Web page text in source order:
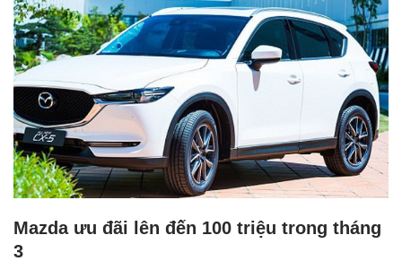
Mazda ưu đãi lên đến 100 triệu trong tháng
3